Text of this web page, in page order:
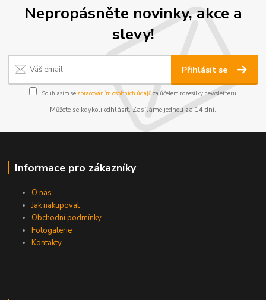
Nepropásněte novinky, akce a
slevy!
Přihlásit se
Souhlasím se zpracováním osobních údajůza účelem rozesílky newsletteru.
Můžete se kdykoli odhlásit. Zasíláme jednou za 14 dní.
Informace pro zákazníky
O nás
Jak nakupovat
Obchodní podmínky
Fotogalerie
Kontakty